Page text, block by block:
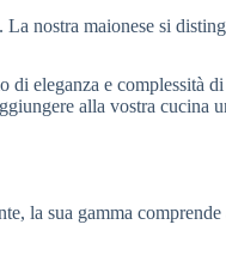
nostra maionese si
eleganza e complessità
alla vostra cucina
la sua gamma